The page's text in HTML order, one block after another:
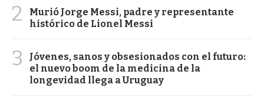
2
Murió Jorge Messi, padre y representante
histórico de Lionel Messi
3
Jóvenes, sanos y obsesionados con el futuro:
el nuevo boom de la medicina de la
longevidad llega a Uruguay